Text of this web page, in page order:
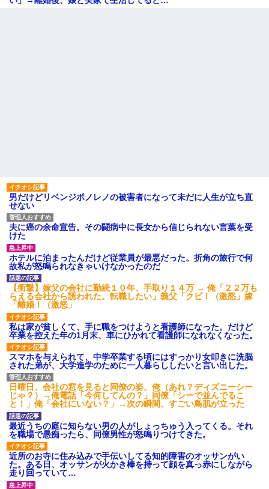
男だけどリベンジポノレノの被害者になって未だに人生が立ち直
せない
夫に癌の余命宣告。その闘病中に長女から信じられない言葉を受
けた
ホテルに泊まったんだけど従業員が最悪だった。折角の旅行で何
故私が怒鳴られなきゃいけなかったのだ
【衝撃】嫁父の会社に勤続１０年、手取り１４万 → 俺「２２万も
らえる会社から誘われた。転職したい」義父「クビ！（激怒」嫁
「離婚！（激怒」
私は家が貧しくて、手に職をつけようと看護師になった。だけど
卒業を控えた年の1月末、車にひかれて看護師になれなくなった。
スマホを与えられて、中学卒業する頃にはすっかり女叩きに洗脳
された弟が、大学進学のために一人暮らししたいと言い出した。
日曜日、会社の窓を見ると同僚の姿。俺（あれ？ディズニーシー
じゃ？）→俺電話「今何してんの？」同僚「シーで並んでるこ
と！」俺「会社にいない？」→次の瞬間、すごい鳥肌が立った
最近うちの庭に知らない男の人がしょっちゅう入ってくる。それ
を職場で愚痴ったら、同僚男性が怒鳴りつけてきた。
近所のお寺に住み込みで手伝いしてる知的障害のオッサンがい
た。ある日、オッサンが火かき棒を持って顔を真っ赤にしながら
走り回っていて…